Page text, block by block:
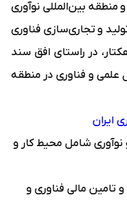
بین‌المللی نوآوری
و تجاری‌سازی فناوری
غرب آسیا، با وسعت بیش از ۱۰۰۰ هکتار، در راستای افق سند
و فناوری در منطقه
ایران
نوآوری شامل محیط کار و
تامین مالی فناوری و